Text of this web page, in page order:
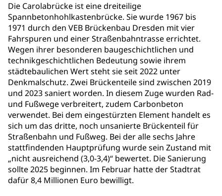
Die Carolabrücke ist eine dreiteilige
Spannbetonhohlkastenbrücke. Sie wurde 1967 bis
1971 durch den VEB Brückenbau Dresden mit vier
Fahrspuren und einer Straßenbahntrasse errichtet.
Wegen ihrer besonderen baugeschichtlichen und
technikgeschichtlichen Bedeutung sowie ihrem
städtebaulichen Wert steht sie seit 2022 unter
Denkmalschutz. Zwei Brückenteile sind zwischen 2019
und 2023 saniert worden. In diesem Zuge wurden Rad-
und Fußwege verbreitert, zudem Carbonbeton
verwendet. Bei dem eingestürzten Element handelt es
sich um das dritte, noch unsanierte Brückenteil für
Straßenbahn und Fußweg. Bei der alle sechs Jahre
stattfindenden Hauptprüfung wurde sein Zustand mit
„nicht ausreichend (3,0-3,4)“ bewertet. Die Sanierung
sollte 2025 beginnen. Im Februar hatte der Stadtrat
dafür 8,4 Millionen Euro bewilligt.